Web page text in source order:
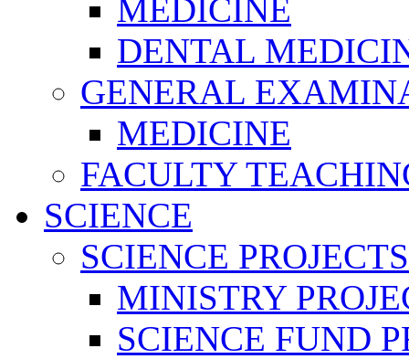
MEDICINE
DENTAL
GENERAL
MEDICINE
FACULTY
SCIENCE
SCIENCE PROJECTS
MINISTRY
SCIENCE FUND